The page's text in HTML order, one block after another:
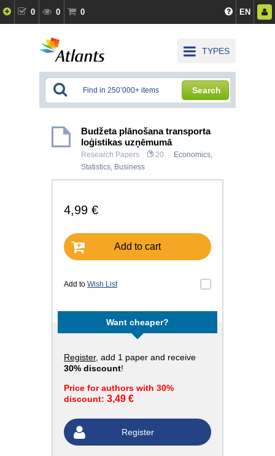
0 0 0 EN
TYPES
Search
Budžeta plānošana transporta
loģistikas uzņēmumā
Research Papers 20 Economics,
Statistics, Business
4,99 €
Add to cart
Add to Wish List
Want cheaper?
Register, add 1 paper and receive
30% discount!
Price for authors with 30%
discount: 3,49 €
Register